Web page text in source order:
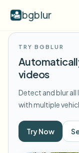
bgblur
أمثلة
الميزات
TRY BGBLUR
videos
Detect and blur
with multiple
Try Now